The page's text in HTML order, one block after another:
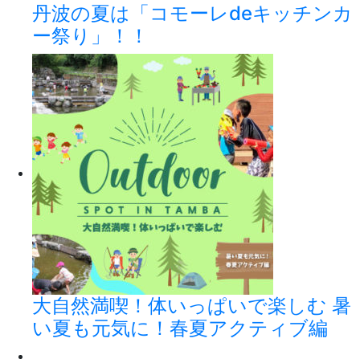
丹波の夏は「コモーレdeキッチンカ
ー祭り」！！
大自然満喫！体いっぱいで楽しむ 暑
い夏も元気に！春夏アクティブ編